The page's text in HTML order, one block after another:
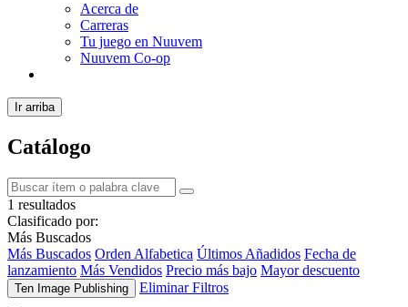
Acerca de
Carreras
Tu juego en Nuuvem
Nuuvem Co-op
Ir arriba
Catálogo
1 resultados
Clasificado por:
Más Buscados
Más Buscados Orden Alfabetica Últimos Añadidos Fecha de
lanzamiento Más Vendidos Precio más bajo Mayor descuento
Ten Image Publishing Eliminar Filtros